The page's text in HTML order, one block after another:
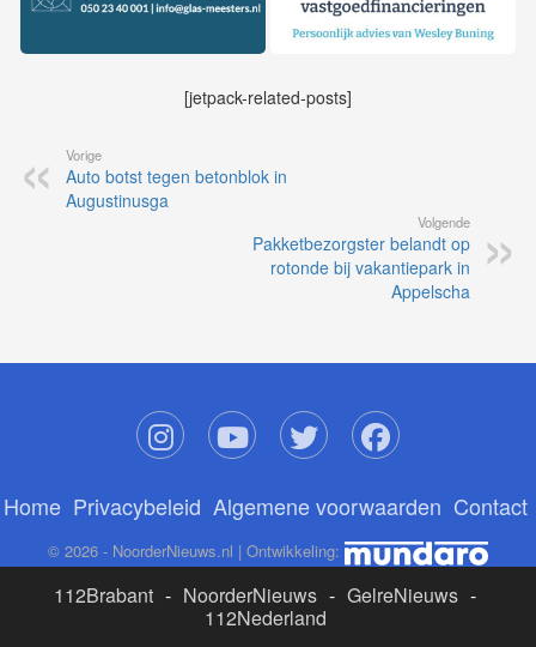
[jetpack-related-posts]
Vorige
Auto botst tegen betonblok in
Augustinusga
Volgende
Pakketbezorgster belandt op
rotonde bij vakantiepark in
Appelscha
Home Privacybeleid Algemene voorwaarden Contact
© 2026 - NoorderNieuws.nl | Ontwikkeling:
112Brabant - NoorderNieuws - GelreNieuws -
112Nederland